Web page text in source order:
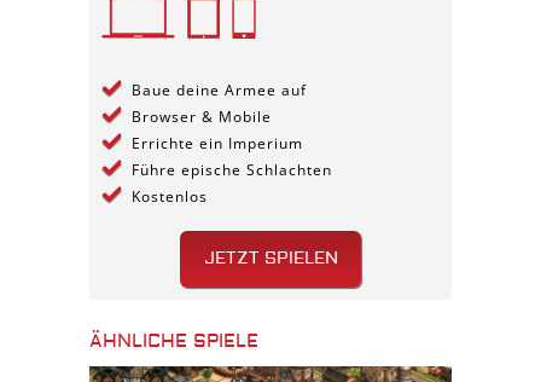
Baue deine Armee auf
Browser & Mobile
Errichte ein Imperium
Führe epische Schlachten
Kostenlos
JETZT SPIELEN
ÄHNLICHE SPIELE